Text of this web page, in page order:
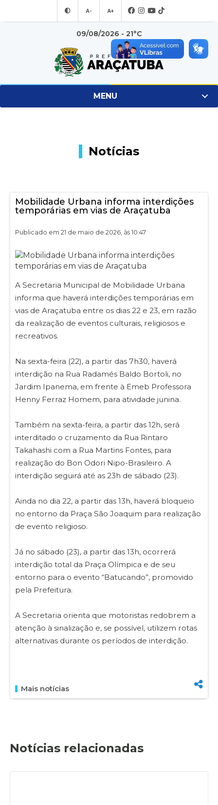
A- A+
09/08/2026 - 21°C
MENU
Notícias
Mobilidade Urbana informa interdições
temporárias em vias de Araçatuba
Publicado em 21 de maio de 2026, às 10:47
A Secretaria Municipal de Mobilidade Urbana
informa que haverá interdições temporárias em
vias de Araçatuba entre os dias 22 e 23, em razão
da realização de eventos culturais, religiosos e
recreativos.
Na sexta-feira (22), a partir das 7h30, haverá
interdição na Rua Radamés Baldo Bortoli, no
Jardim Ipanema, em frente à Emeb Professora
Henny Ferraz Homem, para atividade junina.
Também na sexta-feira, a partir das 12h, será
interditado o cruzamento da Rua Rintaro
Takahashi com a Rua Martins Fontes, para
realização do Bon Odori Nipo-Brasileiro. A
interdição seguirá até as 23h de sábado (23).
Ainda no dia 22, a partir das 13h, haverá bloqueio
no entorno da Praça São Joaquim para realização
de evento religioso.
Já no sábado (23), a partir das 13h, ocorrerá
interdição total da Praça Olímpica e de seu
entorno para o evento “Batucando”, promovido
pela Prefeitura.
A Secretaria orienta que motoristas redobrem a
atenção à sinalização e, se possível, utilizem rotas
alternativas durante os períodos de interdição.
Mais notícias
Notícias relacionadas